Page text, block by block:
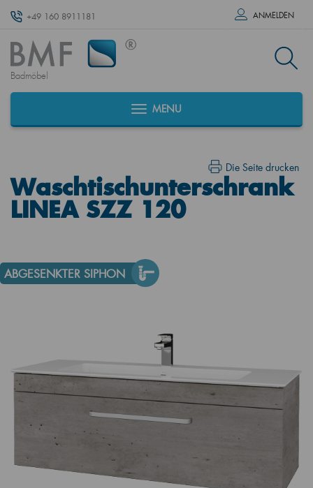
+49 160 8911181 ANMELDEN
Badmöbel
MENU
Die Seite drucken
Waschtischunterschrank
LINEA SZZ 120
ABGESENKTER SIPHON